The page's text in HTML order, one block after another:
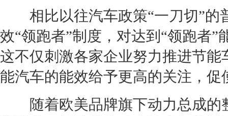
相比以往汽车政策“一刀切”的
效“领跑者”制度，对达到“领跑者
这不仅刺激各家企业努力推进节能
能汽车的能效给予更高的关注，促
随着欧美品牌旗下动力总成的